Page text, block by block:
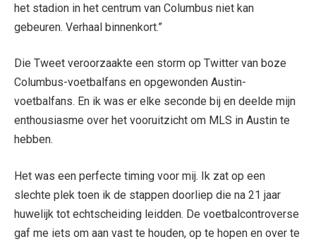
het stadion in het centrum van Columbus niet kan
gebeuren. Verhaal binnenkort.”
Die Tweet veroorzaakte een storm op Twitter van boze
Columbus-voetbalfans en opgewonden Austin-
voetbalfans. En ik was er elke seconde bij en deelde mijn
enthousiasme over het vooruitzicht om MLS in Austin te
hebben.
Het was een perfecte timing voor mij. Ik zat op een
slechte plek toen ik de stappen doorliep die na 21 jaar
huwelijk tot echtscheiding leidden. De voetbalcontroverse
gaf me iets om aan vast te houden, op te hopen en over te